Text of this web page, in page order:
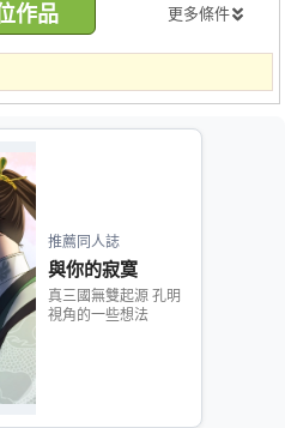
更多條件
推薦同人誌
與你的寂寞
真三國無雙起源 孔明
視角的一些想法